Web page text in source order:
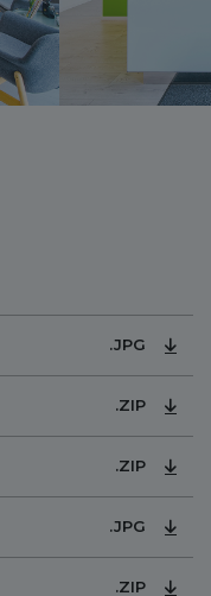
.JPG
.ZIP
.ZIP
.JPG
.ZIP